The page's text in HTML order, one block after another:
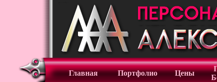
Главная Портфолио Цены